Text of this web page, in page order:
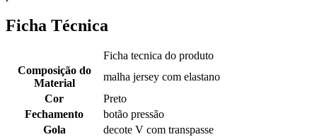
Ficha Técnica
Ficha tecnica do produto
Composição do
Material
malha jersey com elastano
Cor
Preto
Fechamento
botão pressão
Gola
decote V com transpasse